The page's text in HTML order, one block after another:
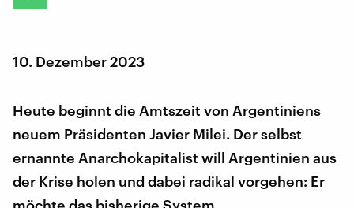
10. Dezember 2023
Heute beginnt die Amtszeit von Argentiniens
neuem Präsidenten Javier Milei. Der selbst
ernannte Anarchokapitalist will Argentinien aus
der Krise holen und dabei radikal vorgehen: Er